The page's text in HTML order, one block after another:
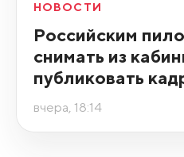
НОВОСТИ
Российским
снимать из
публиковать
вчера, 18:14